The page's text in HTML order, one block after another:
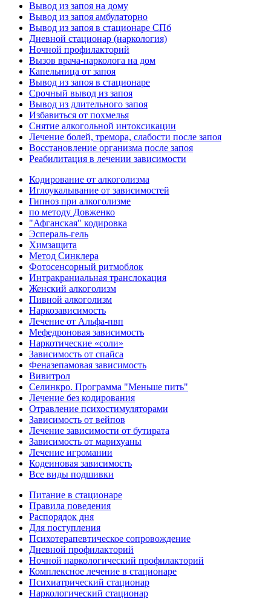
Вывод из запоя на дому
Вывод из запоя амбулаторно
Вывод из запоя в стационаре СПб
Дневной стационар (наркология)
Ночной профилакторий
Вызов врача-нарколога на дом
Капельница от запоя
Вывод из запоя в стационаре
Срочный вывод из запоя
Вывод из длительного запоя
Избавиться от похмелья
Снятие алкогольной интоксикации
Лечение болей, тремора, слабости после запоя
Восстановление организма после запоя
Реабилитация в лечении зависимости
Кодирование от алкоголизма
Иглоукалывание от зависимостей
Гипноз при алкоголизме
по методу Довженко
"Афганская" кодировка
Эспераль-гель
Химзащита
Метод Синклера
Фотосенсорный ритмоблок
Интракраниальная транслокация
Женский алкоголизм
Пивной алкоголизм
Наркозависимость
Лечение от Альфа-пвп
Мефедроновая зависимость
Наркотические «соли»
Зависимость от спайса
Феназепамовая зависимость
Вивитрол
Селинкро. Программа "Меньше пить"
Лечение без кодирования
Отравление психостимуляторами
Зависимость от вейпов
Лечение зависимости от бутирата
Зависимость от марихуаны
Лечение игромании
Кодеиновая зависимость
Все виды подшивки
Питание в стационаре
Правила поведения
Распорядок дня
Для поступления
Психотерапевтическое сопровождение
Дневной профилакторий
Ночной наркологический профилакторий
Комплексное лечение в стационаре
Психиатрический стационар
Наркологический стационар